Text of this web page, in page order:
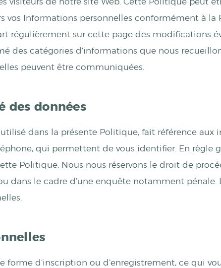
vos Informations personnelles conformément à
régulièrement sur cette page des modifications
des catégories d’informations que nous
peuvent être communiquées.
des données
utilisé dans la présente Politique, fait référence
qui permettent de vous identifier. En règle
Politique. Nous nous réservons le droit de
dans le cadre d’une enquête notamment pénale.
forme d’inscription ou d’enregistrement, ce qui